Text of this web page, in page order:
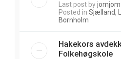
Last post byjomjom
Posted in Sjælland,
Bornholm
Hakekors
Folkehøgskole